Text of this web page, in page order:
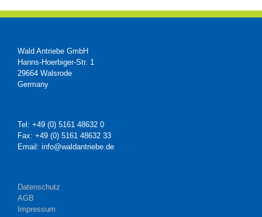
Wald Antriebe GmbH
Hanns-Hoerbiger-Str. 1
29664 Walsrode
Germany
Tel: +49 (0) 5161 48632 0
Fax: +49 (0) 5161 48632 33
Email: info@waldantriebe.de
Datenschutz
AGB
Impressum